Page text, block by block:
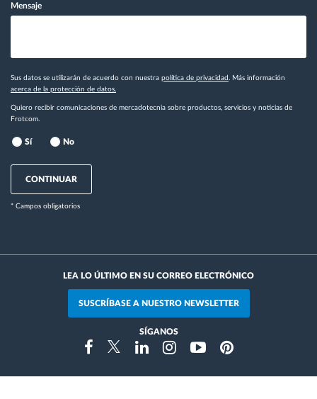
Mensaje
Sus datos se utilizarán de acuerdo con nuestra política de privacidad
. Más información
acerca de la protección de datos.
Quiero recibir comunicaciones de mercadotecnia sobre productos, servicios y noticias de
Frotcom.
Sí No
CONTINUAR
* Campos obligatorios
LEA LO ÚLTIMO EN SU CORREO ELECTRÓNICO
SUSCRÍBASE A NUESTRO NEWSLETTER
SÍGANOS
FacebookTwitterLinkedinInstragramYoutubePinterest